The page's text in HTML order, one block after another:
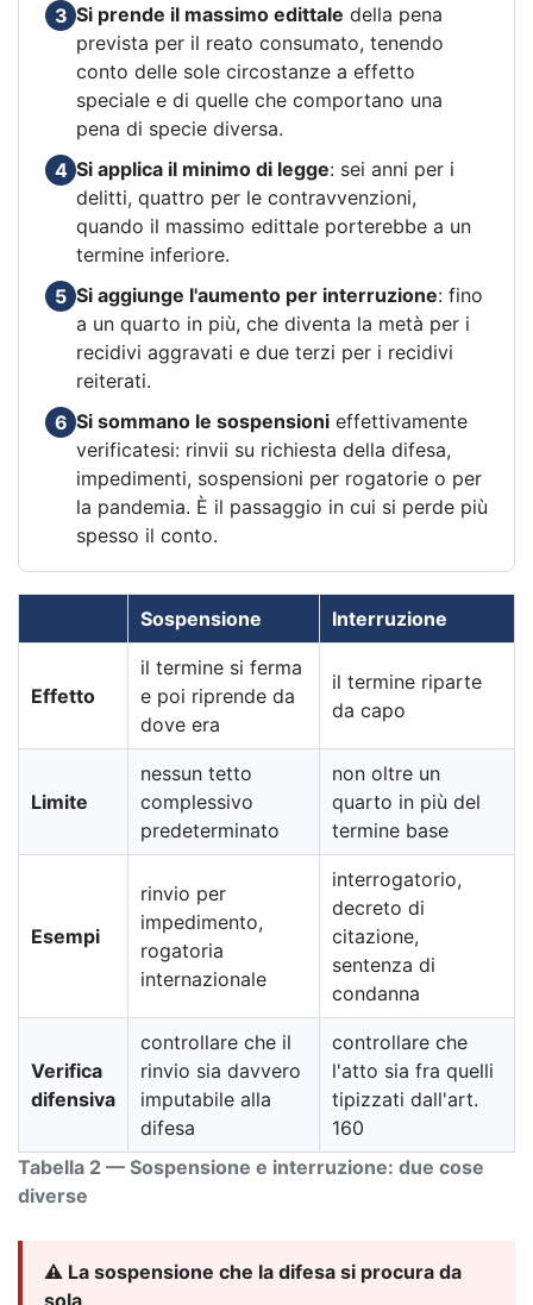
3 Si prende il massimo edittale della pena
prevista per il reato consumato, tenendo
conto delle sole circostanze a effetto
speciale e di quelle che comportano una
pena di specie diversa.
4 Si applica il minimo di legge: sei anni per i
delitti, quattro per le contravvenzioni,
quando il massimo edittale porterebbe a un
termine inferiore.
5 Si aggiunge l'aumento per interruzione: fino
a un quarto in più, che diventa la metà per i
recidivi aggravati e due terzi per i recidivi
reiterati.
6 Si sommano le sospensioni effettivamente
verificatesi: rinvii su richiesta della difesa,
impedimenti, sospensioni per rogatorie o per
la pandemia. È il passaggio in cui si perde più
spesso il conto.
Tabella 2 — Sospensione e interruzione: due cose
diverse
Sospensione Interruzione
Effetto
il termine si ferma
e poi riprende da
dove era
il termine riparte
da capo
Limite
nessun tetto
complessivo
predeterminato
non oltre un
quarto in più del
termine base
Esempi
rinvio per
impedimento,
rogatoria
internazionale
interrogatorio,
decreto di
citazione,
sentenza di
condanna
Verifica
difensiva
controllare che il
rinvio sia davvero
imputabile alla
difesa
controllare che
l'atto sia fra quelli
tipizzati dall'art.
160
⚠️ La sospensione che la difesa si procura da
sola